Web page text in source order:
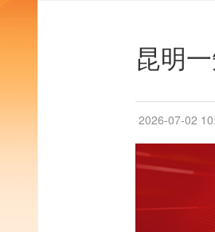
昆明
2026-07-02